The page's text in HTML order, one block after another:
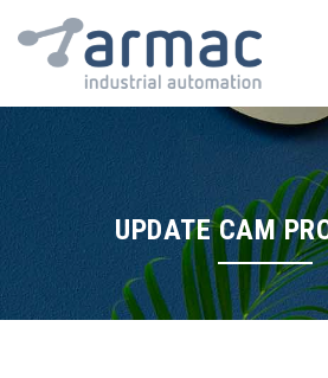
UPDATE CAM